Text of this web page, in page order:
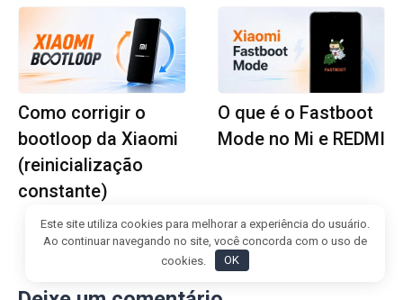
Como corrigir o
bootloop da Xiaomi
(reinicialização
constante)
O que é o Fastboot
Mode no Mi e REDMI
Este site utiliza cookies para melhorar a experiência do usuário.
Ao continuar navegando no site, você concorda com o uso de
cookies.
OK